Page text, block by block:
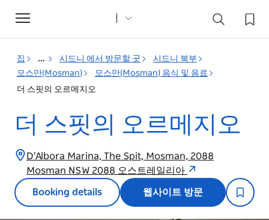
Toggle
navigation
집 ... 시드니 에서 방문할 곳
시드니 북부
모스만(Mosman)
모스만(Mosman) 음식 및 음료
더 스핏의 오르메지오
더 스핏의 오르메지오
D'Albora Marina, The Spit, Mosman, 2088
Mosman NSW 2088 오스트레일리아
Booking details 웹사이트 방문